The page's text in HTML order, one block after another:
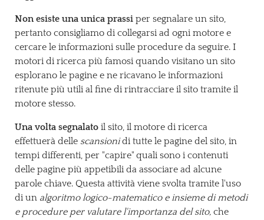
Non esiste una unica prassi per segnalare un sito,
pertanto consigliamo di collegarsi ad ogni motore e
cercare le informazioni sulle procedure da seguire. I
motori di ricerca più famosi quando visitano un sito
esplorano le pagine e ne ricavano le informazioni
ritenute più utili al fine di rintracciare il sito tramite il
motore stesso.
Una volta segnalatoil sito, il motore di ricerca
effettuerà delle scansionidi tutte le pagine del sito, in
tempi differenti, per "capire" quali sono i contenuti
delle pagine più appetibili da associare ad alcune
parole chiave. Questa attività viene svolta tramite l'uso
di unalgoritmo logico-matematico e insieme di metodi
e procedure per valutare l'importanza del sito, che